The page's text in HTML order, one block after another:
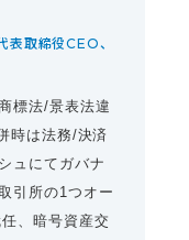
取締役CEO、
標法/景表法違
時は法務/決済
ュにてガバナ
引所の1つオー
、暗号資産交